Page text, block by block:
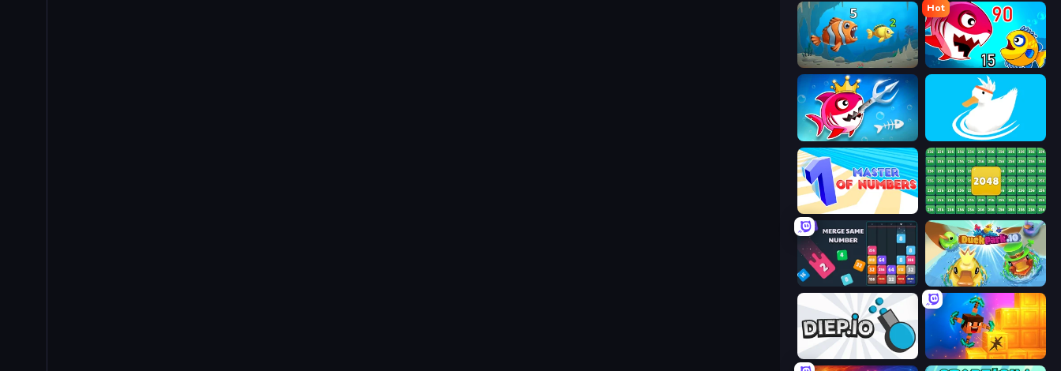
Hungry Ocean: Eat, Feed and Grow Fish
Hot
Fish Eat Getting Big
Fish Stab Getting Big Ducklings
Master of Numbers 2048 Merge Blocks
Drop & Merge the Numbers DuckPark.io
Diep.io Merge & Dig!